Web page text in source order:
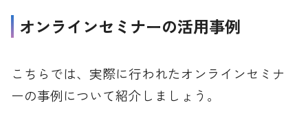
オンラインセミナーの活用事例
こちらでは、実際に行われたオンラインセミナ
ーの事例について紹介しましょう。